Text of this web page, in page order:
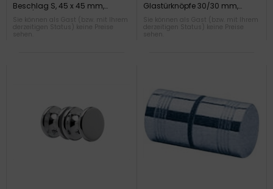
Beschlag S, 45 x 45 mm,
Sie können als Gast (bzw. mit Ihrem
derzeitigen Status) keine Preise
Glastürknöpfe 30/30 mm,
Sie können als Gast (bzw. mit Ihrem
derzeitigen Status) keine Preise